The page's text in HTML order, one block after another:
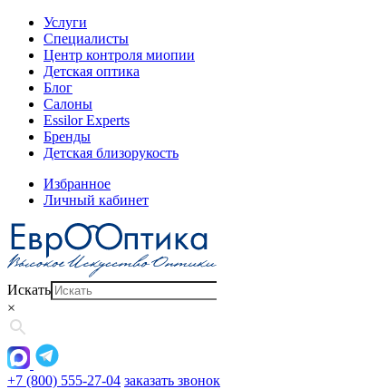
Услуги
Специалисты
Центр контроля миопии
Детская оптика
Блог
Салоны
Essilor Experts
Бренды
Детская близорукость
Избранное
Личный кабинет
Искать
×
+7 (800) 555-27-04 заказать звонок